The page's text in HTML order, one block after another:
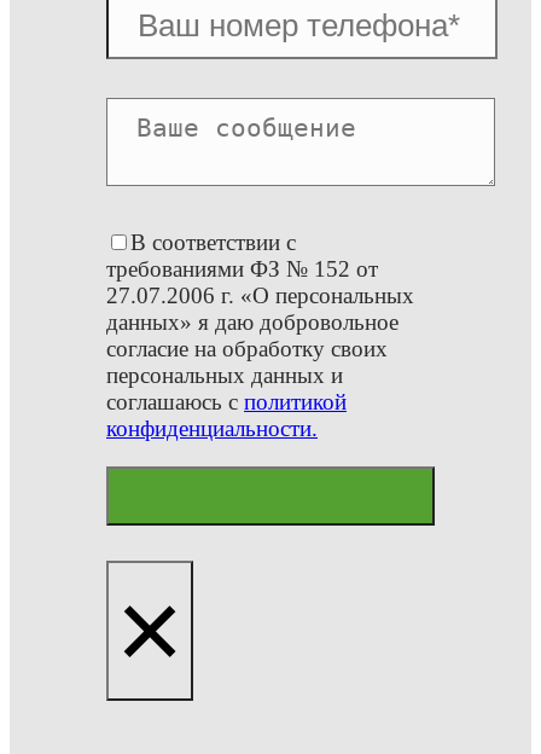
В соответствии с
требованиями ФЗ № 152 от
27.07.2006 г. «О персональных
данных» я даю добровольное
согласие на обработку своих
персональных данных и
соглашаюсь с политикой
конфиденциальности.
×